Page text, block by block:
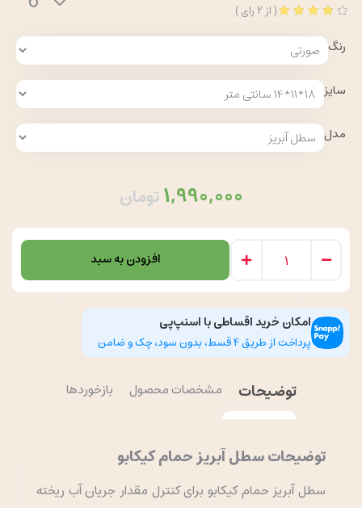
(از2رای)
رنگ
سایز
مدل
1,990,000تومان
افزودن به سبد
امکان خرید اقساطی با اسنپ‌پی
پرداخت از طریق 4 قسط، بدون سود، چک و ضامن
توضیحات مشخصات محصول بازخوردها
توضیحات سطل آبریز حمام کیکابو
سطل آبریز حمام کیکابو برای کنترل مقدار جریان آب ریخته